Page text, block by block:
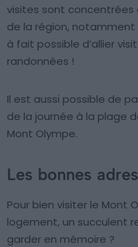
visites sont concentrées
de la région, notamment
à fait possible d’allier
randonnées !
Il est aussi possible de
de la journée à la plage
Mont Olympe.
Les bonnes
Pour bien visiter le Mont
logement, un succulent
garder en mémoire ?